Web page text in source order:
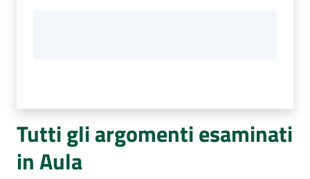
Tutti gli argomenti esaminati
in Aula